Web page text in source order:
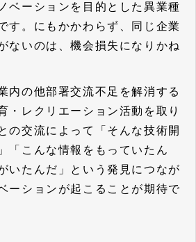
ベーションを目的とした異業種
す。にもかかわらず、同じ企業
ないのは、機会損失になりかね
内の他部署交流不足を解消する
・レクリエーション活動を取り
の交流によって「そんな技術開
「こんな情報をもっていたん
いたんだ」という発見につなが
ーションが起こることが期待で